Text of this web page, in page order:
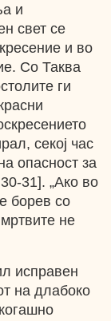
и
свет се
и во
Со Таква
ги
секој час
опасност за
31]. „Ако во
борев со
не
исправен
на длабоко